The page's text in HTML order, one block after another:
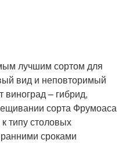
лучшим сортом для
вид и неповторимый
виноград – гибрид,
сорта Фрумоаса
типу столовых
сроками